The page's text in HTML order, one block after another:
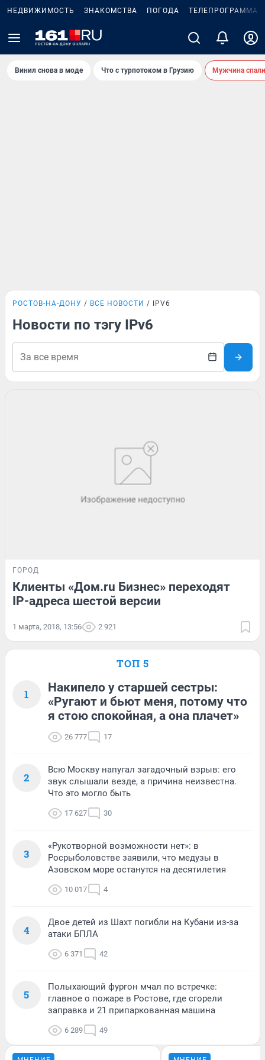
НЕДВИЖИМОСТЬ ЗНАКОМСТВА ПОГОДА ТЕЛЕПРОГРАММА
Винил снова в моде Что с турпотоком в Грузию Мужчина
РОСТОВ-НА-ДОНУ ВСЕ НОВОСТИ IPV6
Новости по тэгу IPv6
ГОРОД
Клиенты «Дом.ru Бизнес» переходят
IP-адреса шестой версии
1 марта, 2018, 13:56 2 921
ТОП 5
1
Накипело у старшей сестры:
«Ругают и бьют меня, потому что
я стою спокойная, а она плачет»
26 777 17
2
Всю Москву напугал загадочный взрыв: его
звук слышали везде, а причина неизвестна.
Что это могло быть
17 627 30
3
«Рукотворной возможности нет»: в
Росрыболовстве заявили, что медузы в
Азовском море останутся на десятилетия
10 017 4
4
Двое детей из Шахт погибли на Кубани из-за
атаки БПЛА
6 371 42
5
Полыхающий фургон мчал по встречке:
главное о пожаре в Ростове, где сгорели
заправка и 21 припаркованная машина
6 289 49